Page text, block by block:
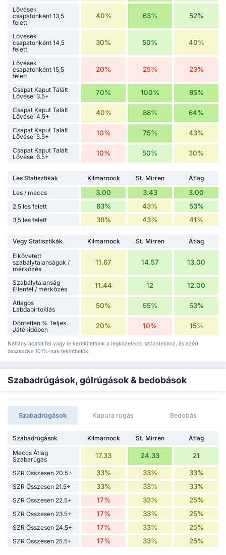
Lövések
csapatonként 13,5
felett
40% 63% 52%
Lövések
csapatonként 14,5
felett
30% 50% 40%
Lövések
csapatonként 15,5
felett
20% 25% 23%
Csapat Kaput Talált
Lövései 3.5+
70% 100% 85%
Csapat Kaput Talált
Lövései 4.5+
40% 88% 64%
Csapat Kaput Talált
Lövései 5.5+
10% 75% 43%
Csapat Kaput Talált
Lövései 6.5+
10% 50% 30%
Les Statisztikák Kilmarnock St. Mirren
Átlag
Les / meccs
3.00 3.43 3.00
2,5 les felett 63% 43% 53%
3,5 les felett 38% 43% 41%
Vegy Statisztikák Kilmarnock St. Mirren
Átlag
Elkövetett
szabálytalanságok /
mérkőzés
11.67 14.57 13.00
Szabálytalanság
Ellenfél / mérkőzés
11.44 12 12.00
Átlagos
Labdabirtoklás
50% 55% 53%
Döntetlen % Teljes
Játékidőben
20% 10% 15%
Néhány adatot fel vagy le kerekítettünk a legközelebbi százalékhoz, és ezért
összeadva 101%-nak tekinthetők.
Szabadrúgások, gólrúgások & bedobások
Szabadrúgások Kapura rúgás Bedobás
Szabadrúgások Kilmarnock St. Mirren
Átlag
Meccs Átlag
Szabarúgás
17.33 24.33 21
SZR Összesen 20.5+ 33% 33% 33%
SZR Összesen 21.5+ 33% 33% 33%
SZR Összesen 22.5+ 17% 33% 25%
SZR Összesen 23.5+ 17% 33% 25%
SZR Összesen 24.5+ 17% 33% 25%
SZR Összesen 25.5+ 17% 33% 25%